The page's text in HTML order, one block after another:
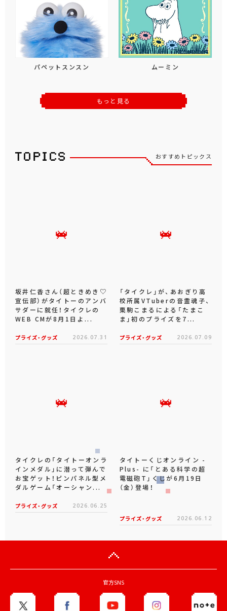
パペットスンスン ムーミン
もっと見る
おすすめトピックス
坂井仁香さん（超ときめき♡
宣伝部）がタイトーのアンバ
サダーに就任！タイクレの
WEB CMが8月1日よ...
プライズ・グッズ 2026.07.31
「タイクレ」が、あおぎり高
校所属VTuberの音霊魂子、
栗駒こまるによる「たまこ
ま」初のプライズを7...
プライズ・グッズ 2026.07.09
タイクレの「タイトーオンラ
インメダル」に潜って弾んで
お宝ゲット！ピンパネル型メ
ダルゲーム「オーシャン...
プライズ・グッズ 2026.06.25
タイトーくじオンライン -
Plus- に「とある科学の超
電磁砲T」くじが6月19日
（金）登場！
プライズ・グッズ 2026.06.12
官方SNS